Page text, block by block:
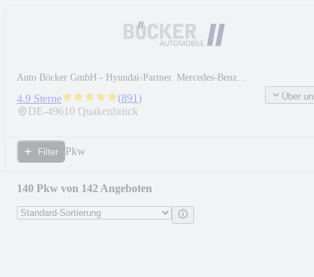
Auto Böcker GmbH - Hyundai-Partner. Mercedes-Benz
Service-Partner
4.9 Sterne (891)
DE-49610 Quakenbrück
Über
Filter Pkw
140 Pkw von 142 Angeboten